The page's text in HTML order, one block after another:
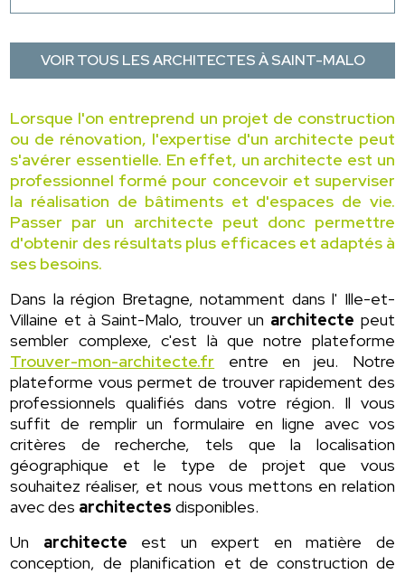
VOIR TOUS LES ARCHITECTES À SAINT-MALO
Lorsque l'on entreprend un projet de construction
ou de rénovation, l'expertise d'un architecte peut
s'avérer essentielle. En effet, un architecte est un
professionnel formé pour concevoir et superviser
la réalisation de bâtiments et d'espaces de vie.
Passer par un architecte peut donc permettre
d'obtenir des résultats plus efficaces et adaptés à
ses besoins.
Dans la région Bretagne, notamment dans l' Ille-et-
Villaine et à Saint-Malo, trouver un architecte peut
sembler complexe, c'est là que notre plateforme
Trouver-mon-architecte.fr entre en jeu. Notre
plateforme vous permet de trouver rapidement des
professionnels qualifiés dans votre région. Il vous
suffit de remplir un formulaire en ligne avec vos
critères de recherche, tels que la localisation
géographique et le type de projet que vous
souhaitez réaliser, et nous vous mettons en relation
avec des architectes disponibles.
Un architecte est un expert en matière de
conception, de planification et de construction de